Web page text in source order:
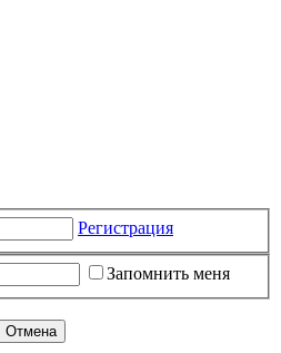
Регистрация
Запомнить меня
Отмена